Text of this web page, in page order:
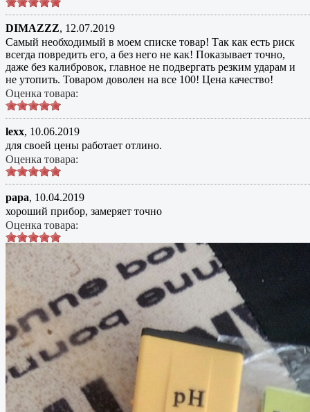
DIMAZZZ, 12.07.2019
Самый необходимый в моем списке товар! Так как есть риск
всегда повредить его, а без него не как! Показывает точно,
даже без калибровок, главное не подвергать резким ударам и
не утопить. Товаром доволен на все 100! Цена качество!
Оценка товара:
lexx, 10.06.2019
для своей цены работает отлино.
Оценка товара:
papa, 10.04.2019
хороший прибор, замеряет точно
Оценка товара: